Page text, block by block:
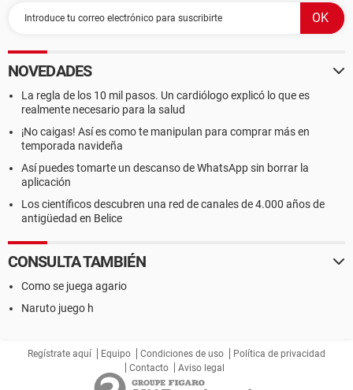
NOVEDADES
La regla de los 10 mil pasos. Un cardiólogo explicó lo que es
realmente necesario para la salud
¡No caigas! Así es como te manipulan para comprar más en
temporada navideña
Así puedes tomarte un descanso de WhatsApp sin borrar la
aplicación
Los científicos descubren una red de canales de 4.000 años de
antigüedad en Belice
CONSULTA TAMBIÉN
Como se juega agario
Naruto juego h
Regístrate aquí Equipo Condiciones de uso
Política de privacidad
Contacto
Aviso legal